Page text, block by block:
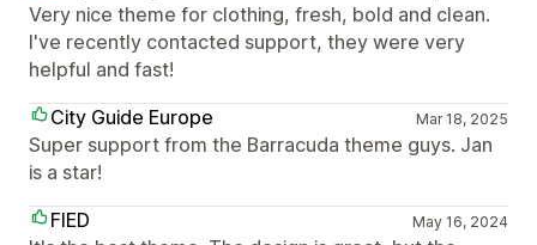
Very nice theme for clothing, fresh, bold and clean.
I've recently contacted support, they were very
helpful and fast!
City Guide Europe
Mar 18, 2025
Super support from the Barracuda theme guys. Jan
is a star!
FIED
May 16, 2024